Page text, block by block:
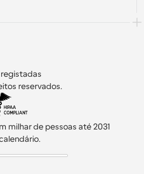
reservados.
milhar de pessoas até 2031